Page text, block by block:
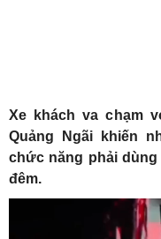
Xe khách va chạm
Quảng Ngãi khiến
chức năng phải
đêm.